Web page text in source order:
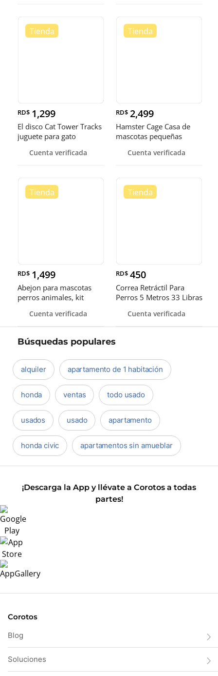
RD$ 1,299
El disco Cat Tower Tracks
juguete para gato
Cuenta verificada
RD$ 2,499
Hamster Cage Casa de
mascotas pequeñas
Cuenta verificada
RD$ 1,499
Abejon para mascotas
perros animales, kit
Cuenta verificada
RD$ 450
Correa Retráctil Para
Perros 5 Metros 33 Libras
Cuenta verificada
Búsquedas populares
alquiler apartamento de 1 habitación
honda ventas todo usado
usados usado apartamento
honda civic apartamentos sin amueblar
¡Descarga la App y llévate a Corotos a todas
partes!
Corotos
Blog
Soluciones